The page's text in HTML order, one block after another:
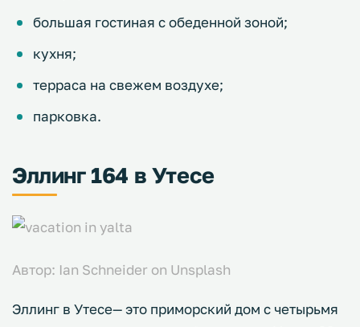
большая гостиная с обеденной зоной;
кухня;
терраса на свежем воздухе;
парковка.
Эллинг 164 в Утесе
Автор: Ian Schneider on Unsplash
Эллинг в Утесе— это приморский дом с четырьмя